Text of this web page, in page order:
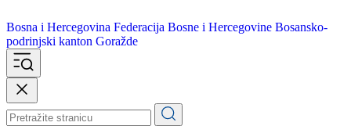
Bosna i Hercegovina
podrinjski kanton Goražde